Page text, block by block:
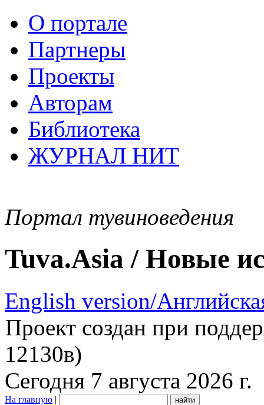
О портале
Партнеры
Проекты
Авторам
Библиотека
ЖУРНАЛ НИТ
Портал тувиноведения
Tuva.Asia / Новые
English version/
Проект создан при
12130в)
Сегодня 7 августа 2026 г.
На главную |